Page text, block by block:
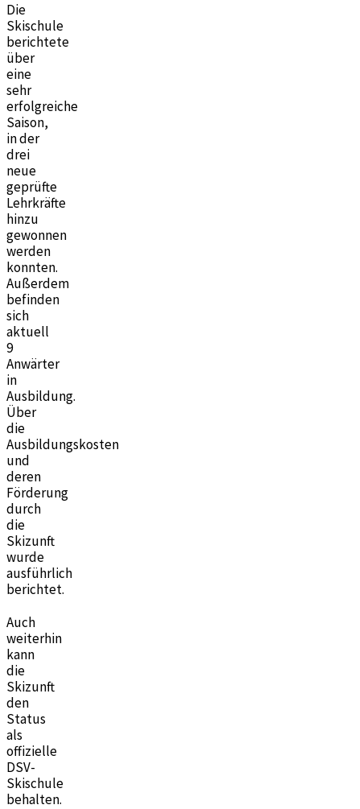
Die
Skischule
berichtete
über
eine
sehr
erfolgreiche
Saison,
in der
drei
neue
geprüfte
Lehrkräfte
hinzu
gewonnen
werden
konnten.
Außerdem
befinden
sich
aktuell
9
Anwärter
in
Ausbildung.
Über
die
Ausbildungskosten
und
deren
Förderung
durch
die
Skizunft
wurde
ausführlich
berichtet.
Auch
weiterhin
kann
die
Skizunft
den
Status
als
offizielle
DSV-
Skischule
behalten.